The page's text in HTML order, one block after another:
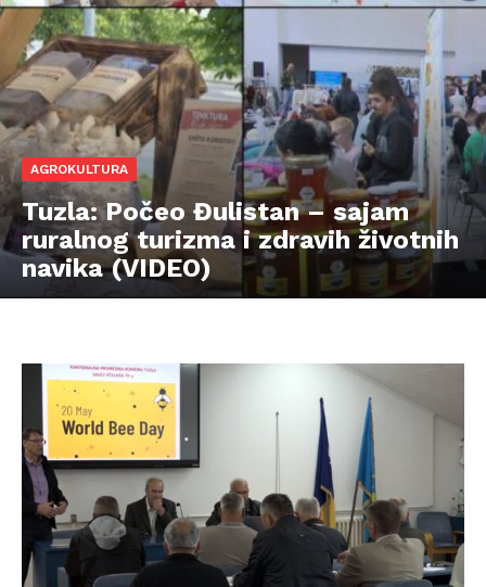
AGROKULTURA
Tuzla: Počeo Đulistan – sajam
ruralnog turizma i zdravih životnih
navika (VIDEO)